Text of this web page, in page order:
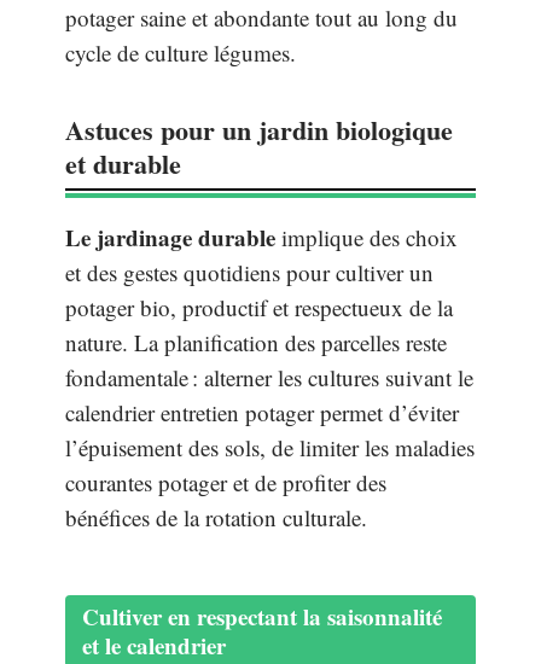
potager saine et abondante tout au long du
cycle de culture légumes.
Astuces pour un jardin biologique
et durable
Le jardinage durable implique des choix
et des gestes quotidiens pour cultiver un
potager bio, productif et respectueux de la
nature. La planification des parcelles reste
fondamentale : alterner les cultures suivant le
calendrier entretien potager permet d’éviter
l’épuisement des sols, de limiter les maladies
courantes potager et de profiter des
bénéfices de la rotation culturale.
Cultiver en respectant la saisonnalité
et le calendrier